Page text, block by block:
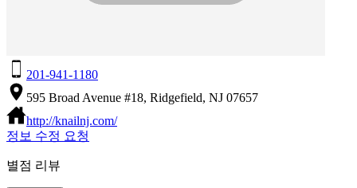
201-941-1180
595 Broad Avenue #18, Ridgefield, NJ 07657
http://knailnj.com/
정보 수정 요청
별점 리뷰